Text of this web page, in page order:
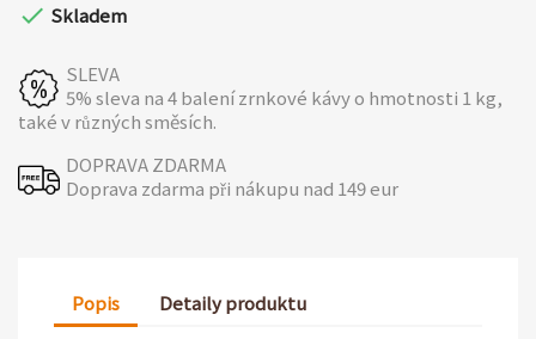
 Skladem
SLEVA
5% sleva na 4 balení zrnkové kávy o hmotnosti 1 kg,
také v různých směsích.
DOPRAVA ZDARMA
Doprava zdarma při nákupu nad 149 eur
Popis Detaily produktu